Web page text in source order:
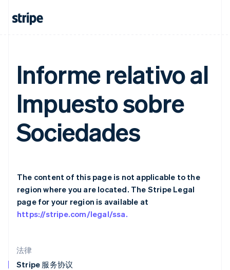
法律
Stripe 服务协议
Informe relativo al
Impuesto sobre
Sociedades
The content of this page is not applicable to the
region where you are located. The Stripe Legal
page for your region is available at
https://stripe.com/legal/ssa.
English
拉脱维亚
English
English
列支敦士登
English
卢森堡
Français DeutschEnglish
马尔他
English
English简体中文
美国
Español
挪威